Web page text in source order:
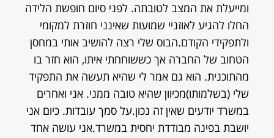
ומייעלת את המצב לטובתה. לפני סיום חופשת הלידה
החלו להגיע לאוזניי שמועות שאינני חוזרת למקומי
ולתפקידי הקודם.הבוס שלי רצה להושיב אותי במחסן
הטחוב של החברה אך כששוחחתי איתו, הוא חזר בו
מהתוכנית. הוא גם אמר לי שהיא תעשה את התפקיד
שלי (בשלמותו)מכיוון שהיא טובה ממני. אני ואחרים
במשרד יודעים שאין זה נכון.על סמך עובדות. כיום אני
יושבת בפינה מבודדת יחסית במשרד.אני עושה אחד